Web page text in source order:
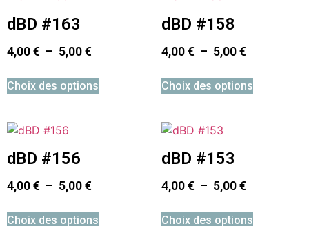
dBD #163
4,00€ – 5,00€
Choix des options
dBD #158
4,00€ – 5,00€
Choix des options
dBD #156
4,00€ – 5,00€
Choix des options
dBD #153
4,00€ – 5,00€
Choix des options